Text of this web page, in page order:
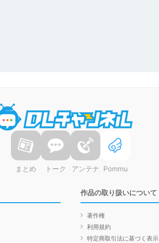
まとめ トーク アンテナ Pommu
作品の取り扱いについて
著作権
利用規約
特定商取引法に基づく表示